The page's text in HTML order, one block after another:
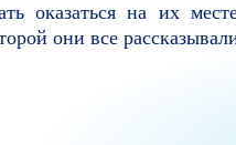
оказаться на их
они все